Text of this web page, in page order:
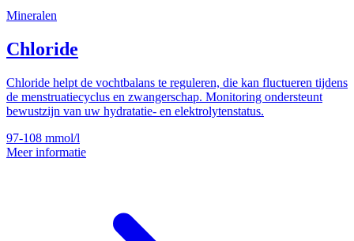
Mineralen
Chloride
Chloride helpt de vochtbalans te reguleren, die kan fluctueren tijdens
de menstruatiecyclus en zwangerschap. Monitoring ondersteunt
bewustzijn van uw hydratatie- en elektrolytenstatus.
97-108 mmol/l
Meer informatie